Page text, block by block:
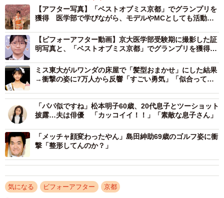
受験期は、毎日15時間机に向かう日々だったといいます。
心身ともに厳しい時期を支えたのは、家族の存在でした。
「最後までやり抜く原動力になっていた」
精神面や体調面、生活面まで細やかに支えてもらえたこと
で、勉強に集中できる環境が整っていたそうです。
また、同じ目標を持つ友人たちの存在も大きかったといい
ます。医学部を目指す仲間が集まる環境で、刺激を受けな
がら努力を続けていました。
「切磋琢磨し合える関係性は本当に恵まれていた」
【アフター写真】「ベストオブミス京都」でグランプリを
獲得 医学部で学びながら、モデルやMCとしても活動し
【ビフォーアフター動画】京大医学部受験期に撮影した証
明写真と、「ベストオブミス京都」でグランプリを獲得し
ミス東大がルワンダの床屋で「髪型おまかせ」にした結果
→衝撃の姿に7万人から反響「すごい勇気」「似合って
「パパ似ですね」松本明子60歳、20代息子とツーショット
披露…夫は俳優 「カッコイイ！！」「素敵な息子さん」
「メッチャ顔変わったやん」島田紳助69歳のゴルフ姿に衝
撃「整形してんのか？」
気になる ビフォーアフター 京都